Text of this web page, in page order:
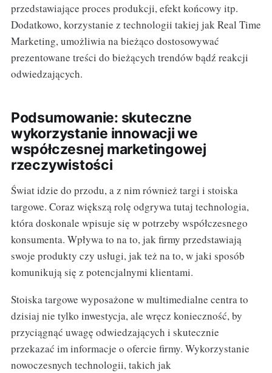
przedstawiające proces produkcji, efekt końcowy itp.
Dodatkowo, korzystanie z technologii takiej jak Real Time
Marketing, umożliwia na bieżąco dostosowywać
prezentowane treści do bieżących trendów bądź reakcji
odwiedzających.
Podsumowanie: skuteczne
wykorzystanie innowacji we
współczesnej marketingowej
rzeczywistości
Świat idzie do przodu, a z nim również targi i stoiska
targowe. Coraz większą rolę odgrywa tutaj technologia,
która doskonale wpisuje się w potrzeby współczesnego
konsumenta. Wpływa to na to, jak firmy przedstawiają
swoje produkty czy usługi, jak też na to, w jaki sposób
komunikują się z potencjalnymi klientami.
Stoiska targowe wyposażone w multimedialne centra to
dzisiaj nie tylko inwestycja, ale wręcz konieczność, by
przyciągnąć uwagę odwiedzających i skutecznie
przekazać im informacje o ofercie firmy. Wykorzystanie
nowoczesnych technologii, takich jak